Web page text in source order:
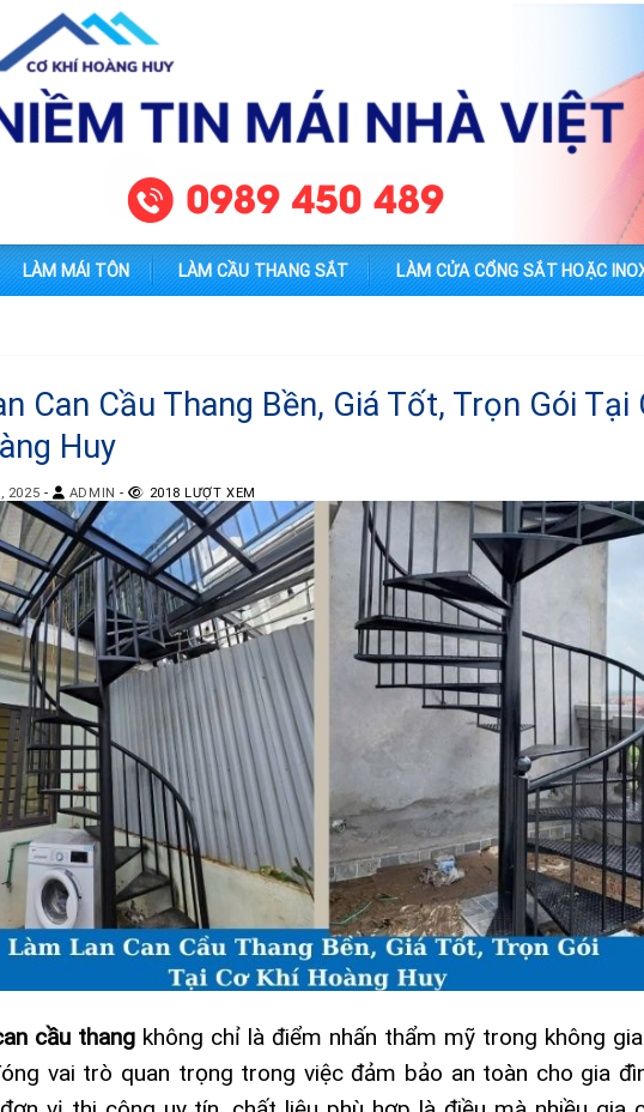
LÀM MÁI TÔN LÀM CẦU THANG SẮT LÀM CỬA CỔNG SẮT HOẶC
Can Cầu Thang Bền, Giá Tốt, Trọn Gói Tại
Huy
2025 - ADMIN - 2018 LƯỢT XEM
cầu thangkhông chỉ là điểm nhấn thẩm mỹ trong không
vai trò quan trọng trong việc đảm bảo an toàn cho gia